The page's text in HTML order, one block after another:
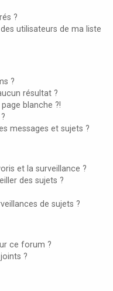
?
utilisateurs de ma liste
?
résultat ?
blanche ?!
messages et sujets ?
et la surveillance ?
des sujets ?
de sujets ?
ce forum ?
?